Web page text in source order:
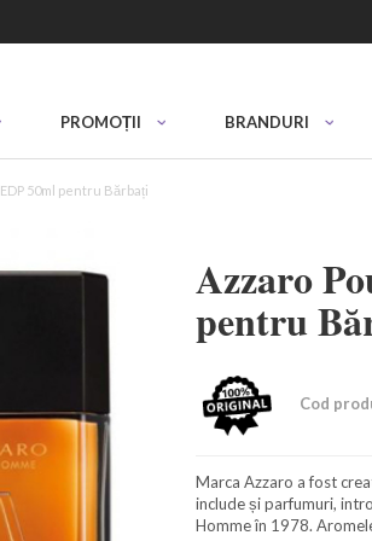
PROMOȚII BRANDURI
50ml pentru Bărbați
Azzaro
pentru
Cod
Marca Azzaro a fost
include și parfumuri,
Homme în 1978.